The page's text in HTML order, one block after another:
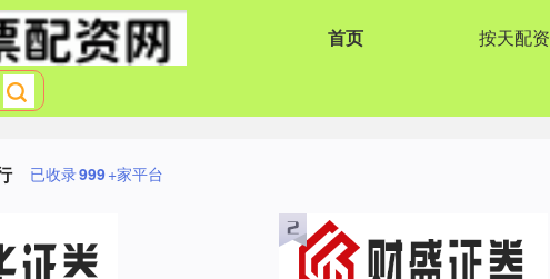
首页 按天配资
已收录999+家平台